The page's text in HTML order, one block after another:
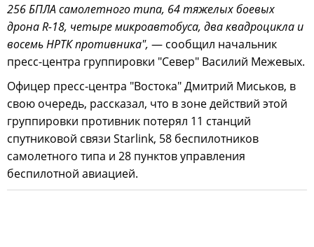
256 БПЛА самолетного типа, 64 тяжелых боевых
дрона R-18, четыре микроавтобуса, два квадроцикла и
восемь НРТК противника", — сообщил начальник
пресс-центра группировки "Север" Василий Межевых.
Офицер пресс-центра "Востока" Дмитрий Миськов, в
свою очередь, рассказал, что в зоне действий этой
группировки противник потерял 11 станций
спутниковой связи Starlink, 58 беспилотников
самолетного типа и 28 пунктов управления
беспилотной авиацией.